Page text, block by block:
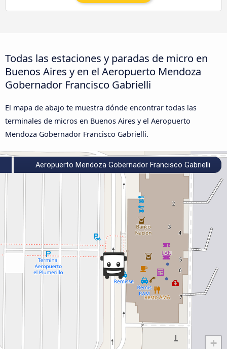
Todas las estaciones y paradas de micro en
Buenos Aires y en el Aeropuerto Mendoza
Gobernador Francisco Gabrielli
El mapa de abajo te muestra dónde encontrar todas las
terminales de micros en Buenos Aires y el Aeropuerto
Mendoza Gobernador Francisco Gabrielli.
+
Aeropuerto Mendoza Gobernador Francisco Gabrielli